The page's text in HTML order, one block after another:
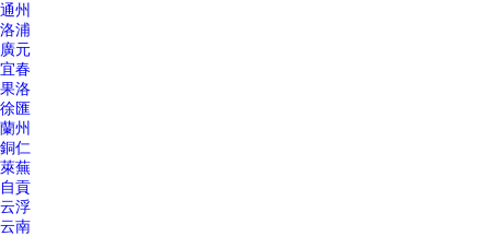
通州
洛浦
廣元
宜春
果洛
徐匯
蘭州
銅仁
萊蕪
自貢
云浮
云南